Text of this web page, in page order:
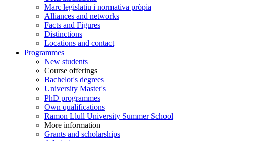
Marc legislatiu i normativa pròpia
Alliances and networks
Facts and Figures
Distinctions
Locations and contact
Programmes
New students
Course offerings
Bachelor's degrees
University Master's
PhD programmes
Own qualifications
Ramon Llull University Summer School
More information
Grants and scholarships